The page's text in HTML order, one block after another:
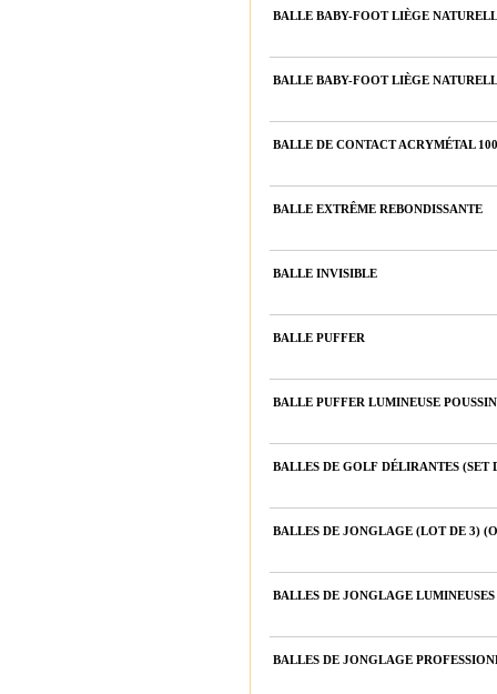
BALLE BABY-FOOT LIÈGE
BALLE BABY-FOOT LIÈGE
BALLE DE CONTACT ACRYMÉTAL
BALLE EXTRÊME REBONDISSANTE
BALLE INVISIBLE
BALLE PUFFER
BALLE PUFFER LUMINEUSE POUSSIN
BALLES DE GOLF DÉLIRANTES (SET
BALLES DE JONGLAGE (LOT DE 3)
BALLES DE JONGLAGE
BALLES DE JONGLAGE